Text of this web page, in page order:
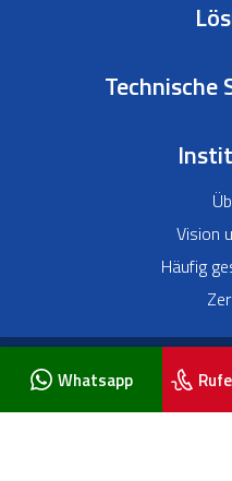
Technische
Vision
Häufig
1986 - 2026 © Alle Rechte
Alle Bilder und Texte auf unserer
ihre Verwendung ist ohne
Whatsapp